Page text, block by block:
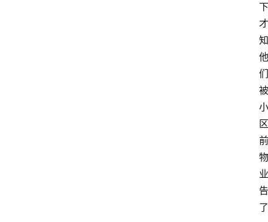
下
才
知
他
们
被
小
区
前
物
业
告
了